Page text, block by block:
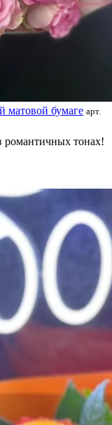
матовой бумаге арт.
романтичных тонах!